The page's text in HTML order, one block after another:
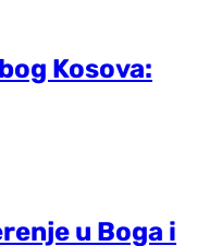
Kosova:
u Boga i